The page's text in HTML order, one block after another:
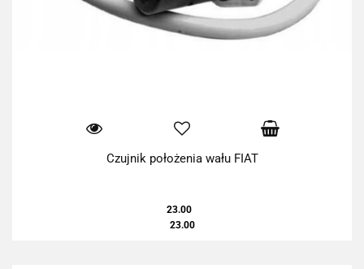
Czujnik położenia wału FIAT
23.00
23.00